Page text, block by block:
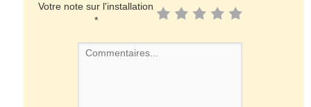
Votre note sur l'installation
*